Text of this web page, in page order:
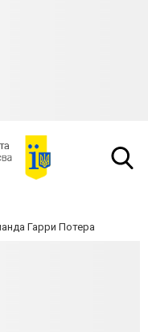
Гарри Потера